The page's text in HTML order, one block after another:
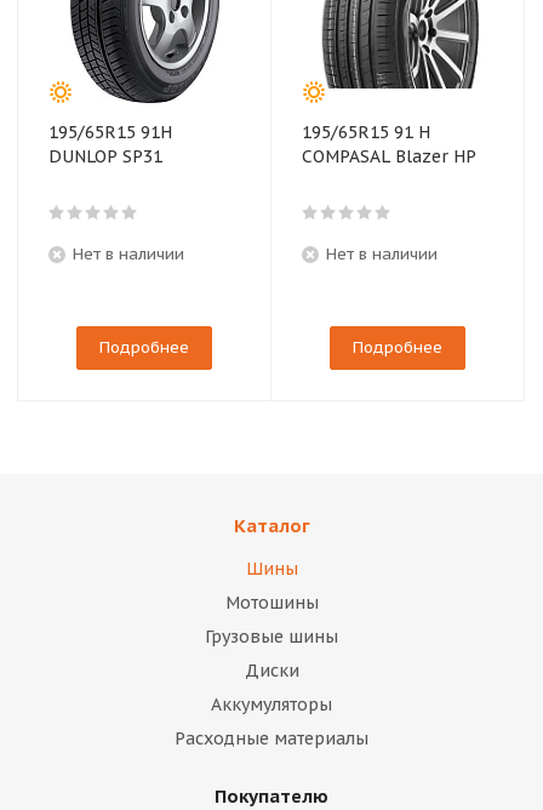
195/65R15 91H
DUNLOP SP31
Нет в наличии
Подробнее
195/65R15 91 H
COMPASAL Blazer HP
Нет в наличии
Подробнее
Каталог
Шины
Мотошины
Грузовые шины
Диски
Аккумуляторы
Расходные материалы
Покупателю